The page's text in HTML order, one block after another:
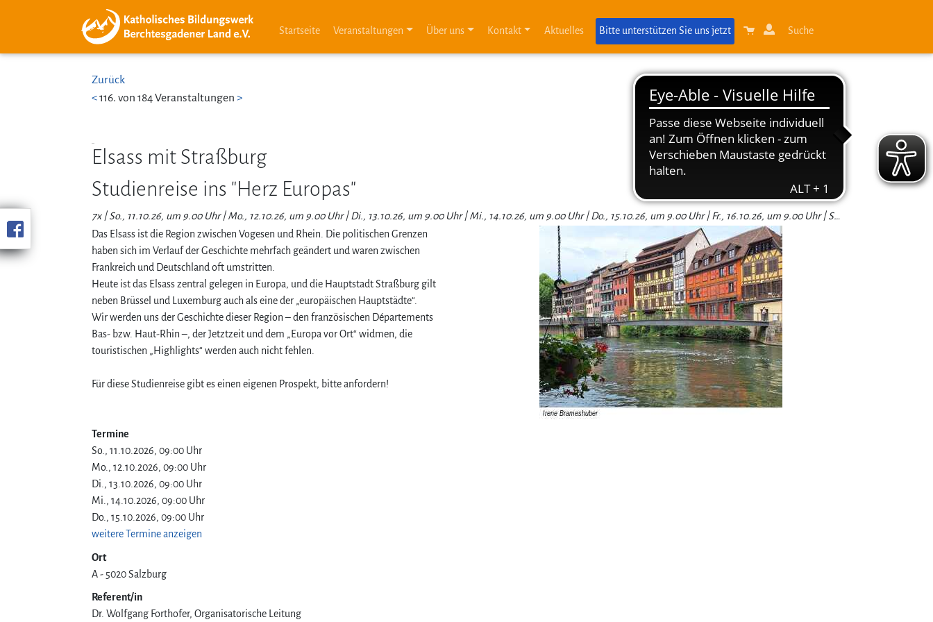
Startseite Veranstaltungen Über uns Kontakt Aktuelles Bitte unterstützen Sie uns jetzt Suche
Zurück
<116. von 184 Veranstaltungen >
Elsass mit Straßburg
Studienreise ins "Herz Europas"
7x | So., 11.10.26, um 9.00 Uhr | Mo., 12.10.26, um 9.00 Uhr | Di., 13.10.26, um 9.00 Uhr | Mi., 14.10.26, um 9.00 Uhr | Do., 15.10.26, um 9.00 Uhr | Fr., 16.10.26, um 9.00 Uhr | Sa., 17.10.26, um 9.00 Uhr
Das Elsass ist die Region zwischen Vogesen und Rhein. Die politischen Grenzen
haben sich im Verlauf der Geschichte mehrfach geändert und waren zwischen
Frankreich und Deutschland oft umstritten.
Heute ist das Elsass zentral gelegen in Europa, und die Hauptstadt Straßburg gilt
neben Brüssel und Luxemburg auch als eine der „europäischen Hauptstädte“.
Wir werden uns der Geschichte dieser Region – den französischen Départements
Bas- bzw. Haut-Rhin –, der Jetztzeit und dem „Europa vor Ort“ widmen, die
touristischen „Highlights“ werden auch nicht fehlen.
Für diese Studienreise gibt es einen eigenen Prospekt, bitte anfordern!
Termine
So., 11.10.2026, 09:00 Uhr
Mo., 12.10.2026, 09:00 Uhr
Di., 13.10.2026, 09:00 Uhr
Mi., 14.10.2026, 09:00 Uhr
Do., 15.10.2026, 09:00 Uhr
weitere Termine anzeigen
Ort
A
5020Salzburg
Referent/in
Dr. Wolfgang Forthofer, Organisatorische Leitung